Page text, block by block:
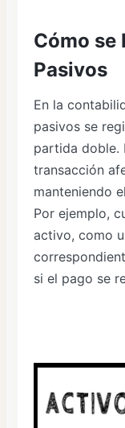
Cómo se
Pasivos
En la
pasivos se
partida doble.
transacción
manteniendo
Por ejemplo,
activo, como
si el pago se